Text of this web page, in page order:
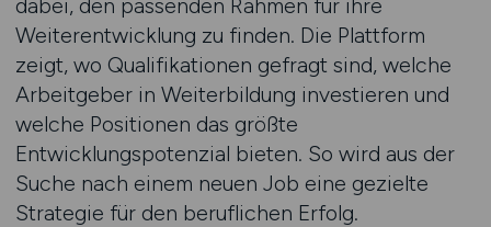
dabei, den passenden Rahmen für ihre
Weiterentwicklung zu finden. Die Plattform
zeigt, wo Qualifikationen gefragt sind, welche
Arbeitgeber in Weiterbildung investieren und
welche Positionen das größte
Entwicklungspotenzial bieten. So wird aus der
Suche nach einem neuen Job eine gezielte
Strategie für den beruflichen Erfolg.